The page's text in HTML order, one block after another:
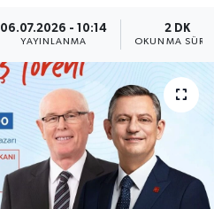
06.07.2026 - 10:14
YAYINLANMA
2 DK
OKUNMA